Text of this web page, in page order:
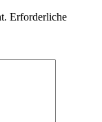
Erforderliche